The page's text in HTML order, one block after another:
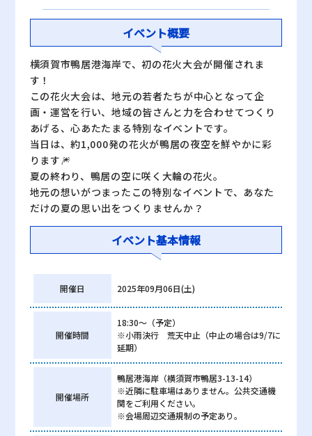
イベント概要
横須賀市鴨居港海岸で、初の花火大会が開催されま
す！
この花火大会は、地元の若者たちが中心となって企
画・運営を行い、地域の皆さんと力を合わせてつくり
あげる、心あたたまる特別なイベントです。
当日は、約1,000発の花火が鴨居の夜空を鮮やかに彩
ります🎆
夏の終わり、鴨居の空に咲く大輪の花火。
地元の想いがつまったこの特別なイベントで、あなた
だけの夏の思い出をつくりませんか？
イベント基本情報
開催日 2025年09月06日(土)
開催時間
18:30～（予定）
※小雨決行 荒天中止（中止の場合は9/7に
延期）
開催場所
鴨居港海岸（横須賀市鴨居3-13-14）
※近隣に駐車場はありません。公共交通機
関をご利用ください。
※会場周辺交通規制の予定あり。